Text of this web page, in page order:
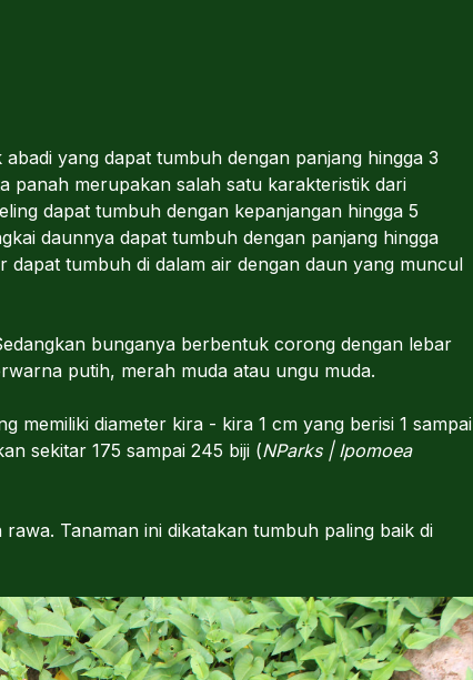
yang dapat tumbuh dengan panjang hingga 3
panah merupakan salah satu karakteristik dari
dapat tumbuh dengan kepanjangan hingga 5
daunnya dapat tumbuh dengan panjang hingga
dapat tumbuh di dalam air dengan daun yang muncul
bunganya berbentuk corong dengan lebar
putih, merah muda atau ungu muda.
memiliki diameter kira - kira 1 cm yang berisi 1 sampai
sekitar 175 sampai 245 biji (NParks | Ipomoea
Tanaman ini dikatakan tumbuh paling baik di